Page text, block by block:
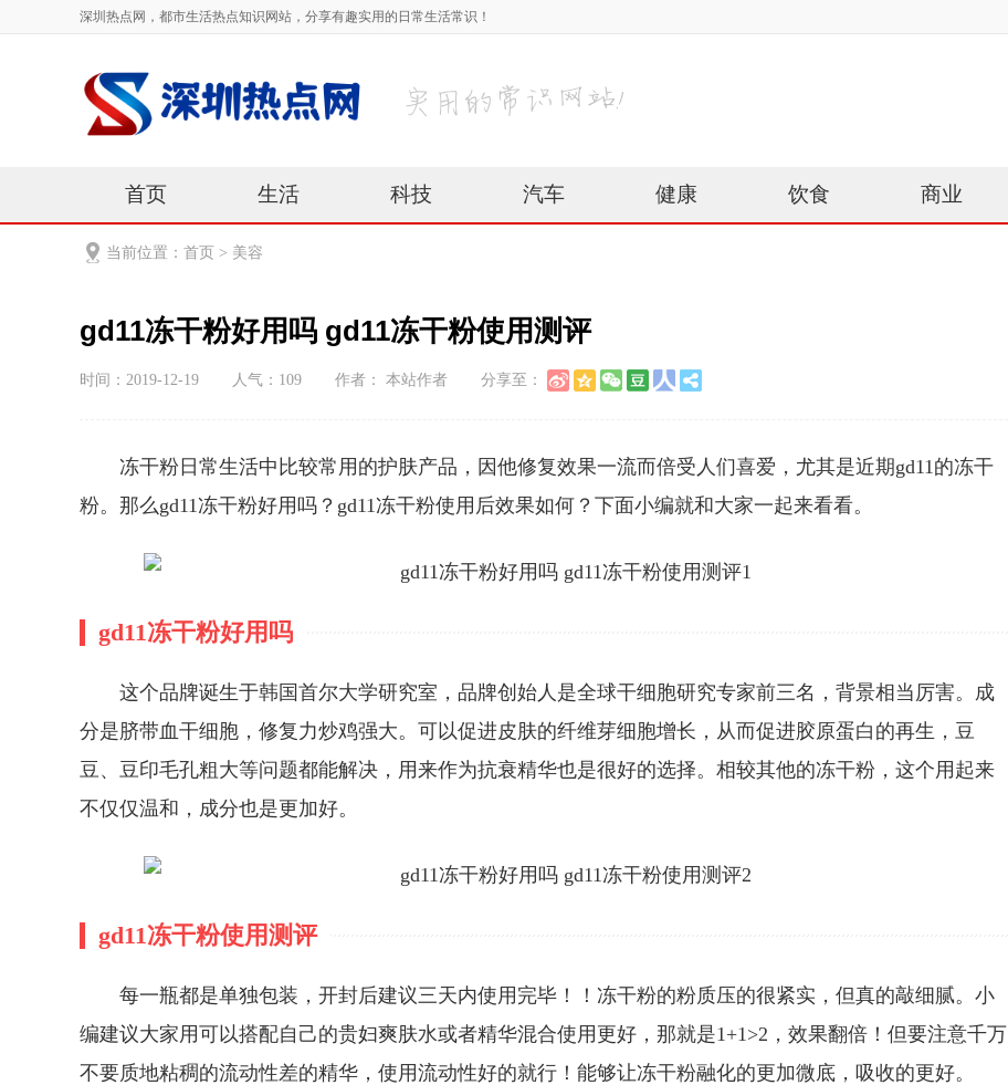
深圳热点网，都市生活热点知识网站，分享有趣实用的日常生活常识！
首页 生活 科技 汽车 健康 饮食 商业
当前位置： 首页 > 美容
gd11冻干粉好用吗 gd11冻干粉使用测评
时间：2019-12-19 人气： 109 作者： 本站作者 分享至：
冻干粉日常生活中比较常用的护肤产品，因他修复效果一流而倍受人们喜爱，尤其是近期gd11的冻干
粉。那么gd11冻干粉好用吗？gd11冻干粉使用后效果如何？下面小编就和大家一起来看看。
gd11冻干粉好用吗
这个品牌诞生于韩国首尔大学研究室，品牌创始人是全球干细胞研究专家前三名，背景相当厉害。成
分是脐带血干细胞，修复力炒鸡强大。可以促进皮肤的纤维芽细胞增长，从而促进胶原蛋白的再生，豆
豆、豆印毛孔粗大等问题都能解决，用来作为抗衰精华也是很好的选择。相较其他的冻干粉，这个用起来
不仅仅温和，成分也是更加好。
gd11冻干粉使用测评
每一瓶都是单独包装，开封后建议三天内使用完毕！！冻干粉的粉质压的很紧实，但真的敲细腻。小
编建议大家用可以搭配自己的贵妇爽肤水或者精华混合使用更好，那就是1+1>2，效果翻倍！但要注意千万
不要质地粘稠的流动性差的精华，使用流动性好的就行！能够让冻干粉融化的更加微底，吸收的更好。